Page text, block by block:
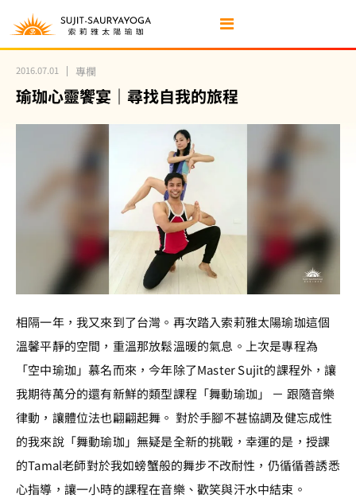
2016.07.01 專欄
瑜珈心靈饗宴｜尋找自我的旅程
相隔一年，我又來到了台灣。再次踏入索莉雅太陽瑜珈這個
溫馨平靜的空間，重溫那放鬆溫暖的氣息。上次是專程為
「空中瑜珈」慕名而來，今年除了Master Sujit的課程外，讓
我期待萬分的還有新鮮的類型課程「舞動瑜珈」 － 跟隨音樂
律動，讓體位法也翩翩起舞。 對於手腳不甚協調及健忘成性
的我來說「舞動瑜珈」無疑是全新的挑戰，幸運的是，授課
的Tamal老師對於我如螃蟹般的舞步不改耐性，仍循循善誘悉
心指導，讓一小時的課程在音樂、歡笑與汗水中結束。